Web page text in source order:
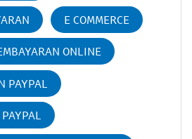
E COMMERCE
ONLINE
PAYPAL